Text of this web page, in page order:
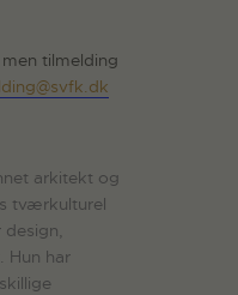
tilmelding
arkitekt og
tværkulturel
Hun har